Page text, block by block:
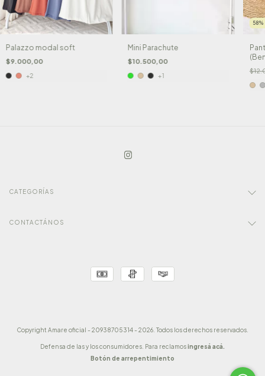
Palazzo modal soft
$9.000,00
+2
Mini Parachute
$10.500,00
+1
58%
CATEGORÍAS
CONTACTÁNOS
Copyright Amare oficial - 20938705314 - 2026. Todos los derechos reservados.
Defensa de las y los consumidores. Para reclamosingresá acá.
Botón de arrepentimiento